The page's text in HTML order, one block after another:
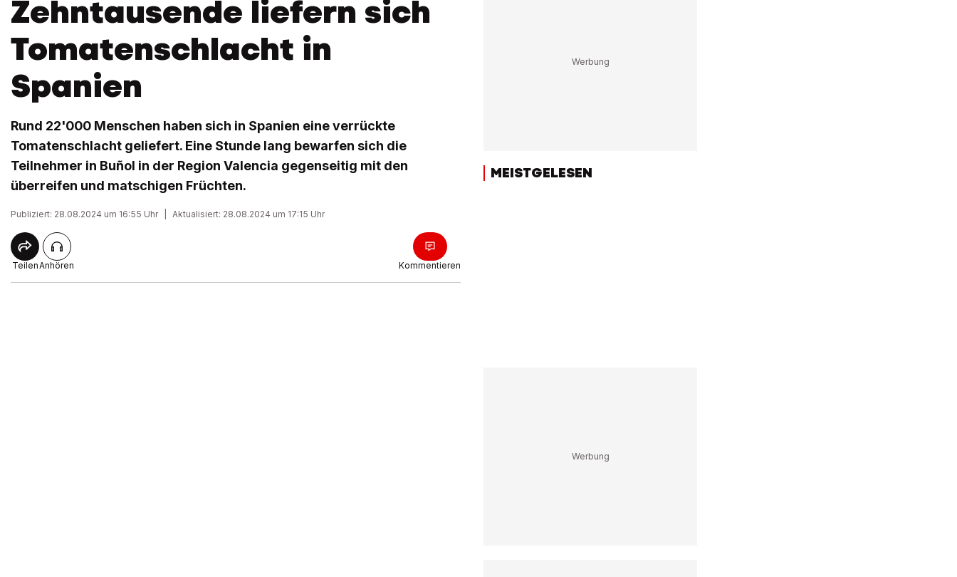
Zehntausende liefern sich
Tomatenschlacht in
Spanien
Rund 22'000 Menschen haben sich in Spanien eine verrückte
Tomatenschlacht geliefert. Eine Stunde lang bewarfen sich die
Teilnehmer in Buñol in der Region Valencia gegenseitig mit den
überreifen und matschigen Früchten.
Publiziert: 28.08.2024 um 16:55 Uhr Aktualisiert: 28.08.2024 um 17:15 Uhr
TeilenAnhören Kommentieren
MEISTGELESEN